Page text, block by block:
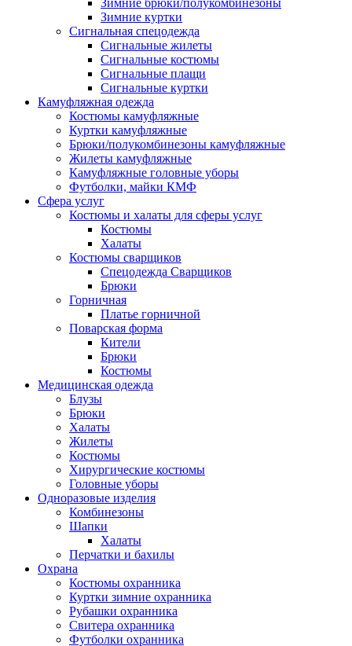
Зимние куртки
Сигнальная спецодежда
Сигнальные жилеты
Сигнальные костюмы
Сигнальные плащи
Сигнальные куртки
Камуфляжная одежда
Костюмы камуфляжные
Куртки камуфляжные
Брюки/полукомбинезоны камуфляжные
Жилеты камуфляжные
Камуфляжные головные уборы
Футболки, майки КМФ
Сфера услуг
Костюмы и халаты для сферы услуг
Костюмы
Халаты
Костюмы сварщиков
Спецодежда Сварщиков
Брюки
Горничная
Платье горничной
Поварская форма
Кители
Брюки
Костюмы
Медицинская одежда
Блузы
Брюки
Халаты
Жилеты
Костюмы
Хирургические костюмы
Головные уборы
Одноразовые изделия
Комбинезоны
Шапки
Халаты
Перчатки и бахилы
Охрана
Костюмы охранника
Куртки зимние охранника
Рубашки охранника
Свитера охранника
Футболки охранника